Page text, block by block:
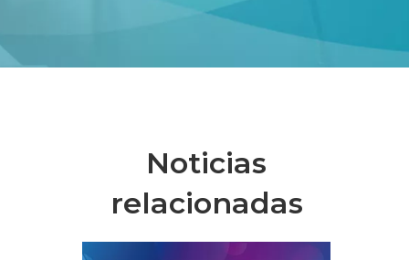
Noticias
relacionadas